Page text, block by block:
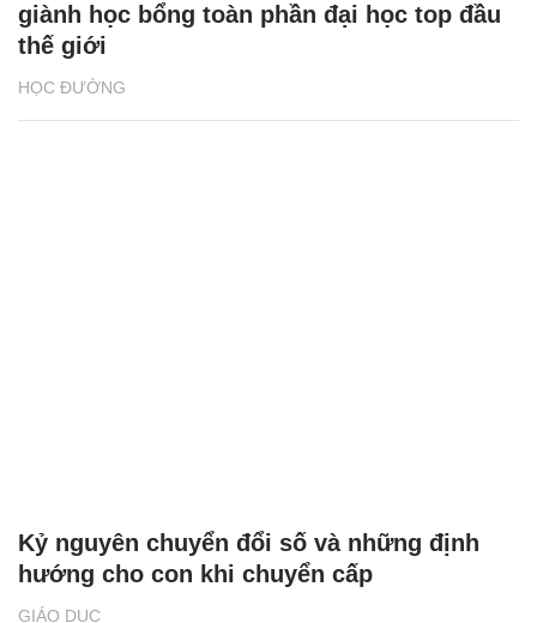
HỌC ĐƯỜNG
giành học bổng toàn phần đại học top đầu
thế giới
GIÁO DỤC
Kỷ nguyên chuyển đổi số và những định
hướng cho con khi chuyển cấp